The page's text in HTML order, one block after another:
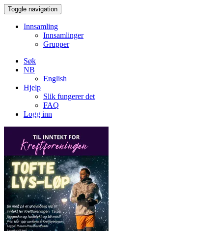
Toggle navigation
Innsamling
Innsamlinger
Grupper
Søk
NB
English
Hjelp
Slik fungerer det
FAQ
Logg inn